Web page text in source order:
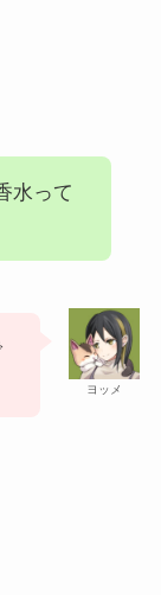
水って
ヨッメ